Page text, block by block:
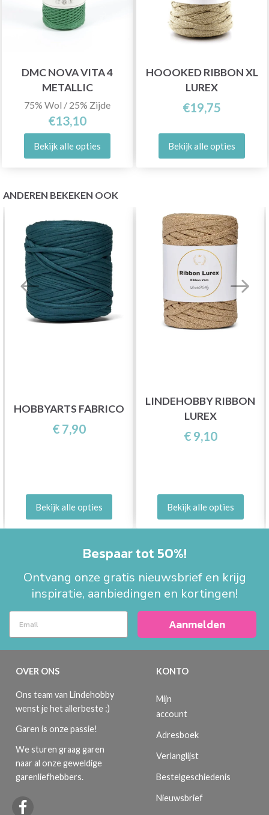
DMC NOVA VITA 4
METALLIC
75% Wol / 25% Zijde
€13,10
Bekijk alle opties
HOOOKED RIBBON XL
LUREX
€19,75
Bekijk alle opties
ANDEREN BEKEKEN OOK
HOBBYARTS FABRICO
€ 7,90
Bekijk alle opties
LINDEHOBBY RIBBON
LUREX
€ 9,10
Bekijk alle opties
Bespaar tot 50%!
Ontvang onze gratis nieuwsbrief en krijg
inspiratie, aanbiedingen en kortingen!
Aanmelden
OVER ONS
Ons team van Lindehobby
wenst je het allerbeste :)
Garen is onze passie!
We sturen graag garen
naar al onze geweldige
garenliefhebbers.
KONTO
Mijn
account
Adresboek
Verlanglijst
Bestelgeschiedenis
Nieuwsbrief